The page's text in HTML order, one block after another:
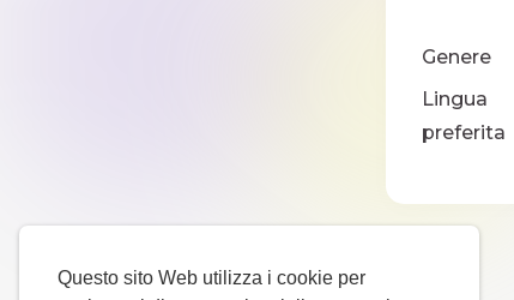
Questo sito Web utilizza i cookie per
Genere
Lingua
preferita